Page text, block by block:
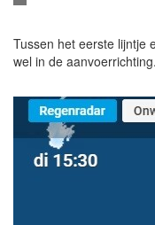
Tussen het eerste lijntje
wel in de